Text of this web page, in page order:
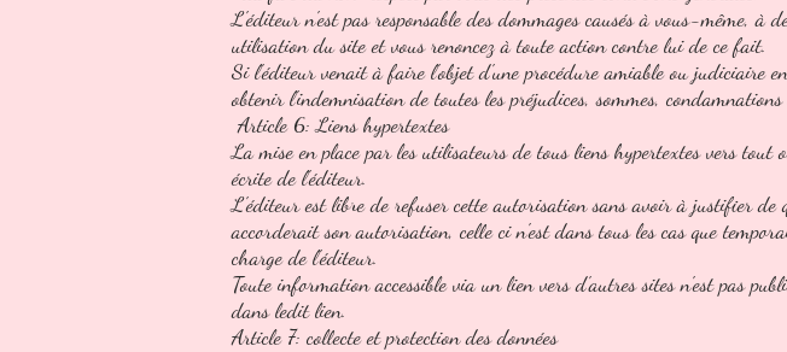
L'éditeur n'est pas responsable des dommages causés à vous-même,
utilisation du site et vous renoncez à toute action contre lui de ce fait.
Si l'éditeur venait à faire l'objet d'une procédure amiable ou judiciaire
obtenir l'indemnisation de toutes les préjudices, sommes,
Article 6: Liens hypertextes
La mise en place par les utilisateurs de tous liens hypertextes vers
écrite de l'éditeur.
L'éditeur est libre de refuser cette autorisation sans avoir à justifier de
accorderait son autorisation, celle ci n'est dans tous les cas que
charge de l'éditeur.
Toute information accessible via un lien vers d'autres sites n'est pas
dans ledit lien.
Article 7: collecte et protection des données